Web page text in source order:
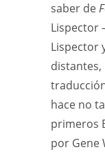
saber de
Lispector
Lispector
distantes,
hace no
primeros
por Gene